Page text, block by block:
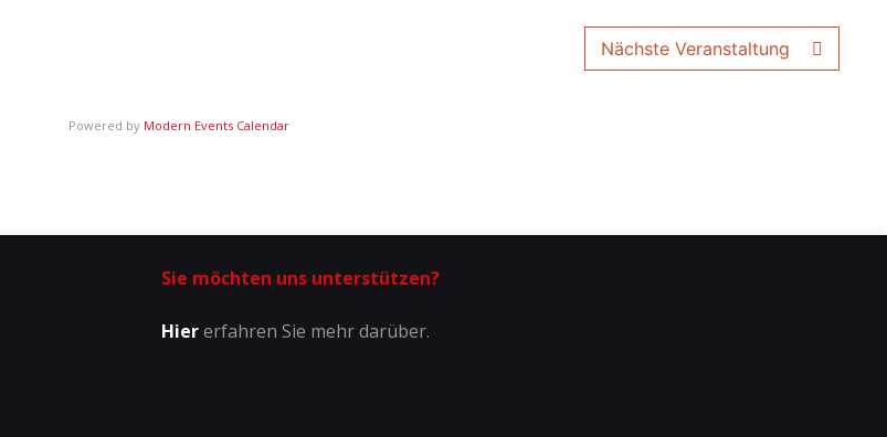
Nächste Veranstaltung
Powered by Modern Events Calendar
Sie möchten uns unterstützen?
Hiererfahren Sie mehr darüber.